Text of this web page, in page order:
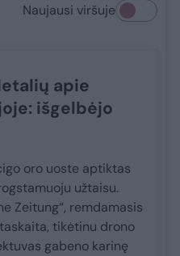
Naujausi viršuje
apie
išgelbėjo
oro uoste aptiktas
užtaisu.
Zeitung“, remdamasis
tikėtinu drono
gabeno karinę